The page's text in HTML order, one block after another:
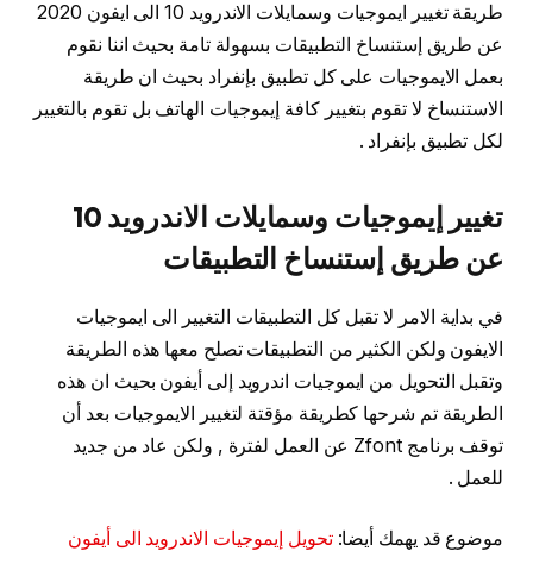
طريقة تغيير ايموجيات وسمايلات الاندرويد 10 الى ايفون 2020
عن طريق إستنساخ التطبيقات بسهولة تامة بحيث اننا نقوم
بعمل الايموجيات على كل تطبيق بإنفراد بحيث ان طريقة
الاستنساخ لا تقوم بتغيير كافة إيموجيات الهاتف بل تقوم بالتغيير
لكل تطبيق بإنفراد .
تغيير إيموجيات وسمايلات الاندرويد 10
عن طريق إستنساخ التطبيقات
في بداية الامر لا تقبل كل التطبيقات التغيير الى ايموجيات
الايفون ولكن الكثير من التطبيقات تصلح معها هذه الطريقة
وتقبل التحويل من ايموجيات اندرويد إلى أيفون بحيث ان هذه
الطريقة تم شرحها كطريقة مؤقتة لتغيير الايموجيات بعد أن
توقف برنامج Zfont عن العمل لفترة , ولكن عاد من جديد
للعمل .
موضوع قد يهمك أيضا:تحويل إيموجيات الاندرويد الى أيفون